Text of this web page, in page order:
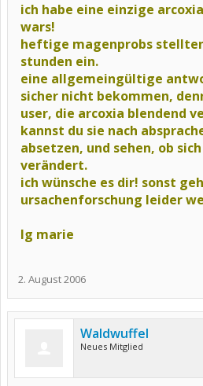
ich habe eine einzige
wars!
heftige magenprobs
stunden ein.
eine allgemeingültige
sicher nicht bekommen,
user, die arcoxia blendend
kannst du sie nach
absetzen, und sehen, ob
verändert.
ich wünsche es dir! sonst
ursachenforschung leider
lg marie
2. August 2006
Waldwuffel
Neues Mitglied